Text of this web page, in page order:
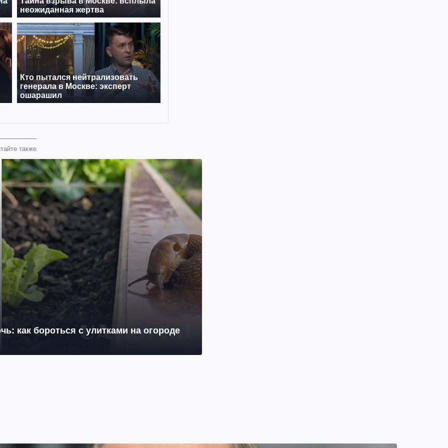
также
как бороться с улитками на огороде